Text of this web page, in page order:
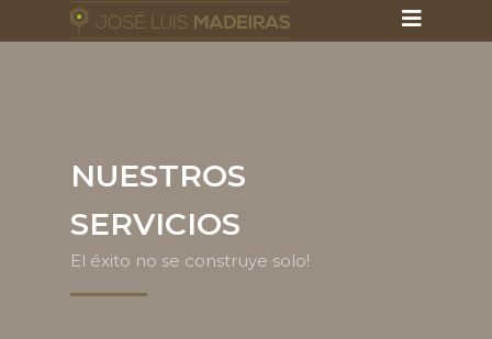
NUESTROS
SERVICIOS
El éxito no se construye solo!